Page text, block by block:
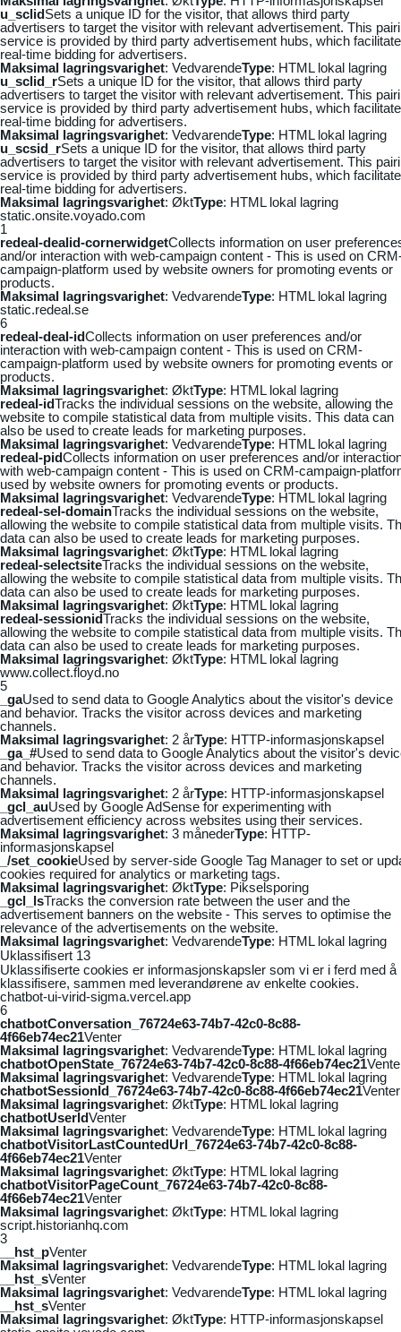
u_sclidSets a unique ID for the visitor, that allows third party
advertisers to target the visitor with relevant advertisement. This
service is provided by third party advertisement hubs, which
real-time bidding for advertisers.
Maksimal lagringsvarighet: VedvarendeType: HTML lokal lagring
u_sclid_rSets a unique ID for the visitor, that allows third party
advertisers to target the visitor with relevant advertisement. This
service is provided by third party advertisement hubs, which
real-time bidding for advertisers.
Maksimal lagringsvarighet: VedvarendeType: HTML lokal lagring
u_scsid_rSets a unique ID for the visitor, that allows third party
advertisers to target the visitor with relevant advertisement. This
service is provided by third party advertisement hubs, which
real-time bidding for advertisers.
Maksimal lagringsvarighet: ØktType: HTML lokal lagring
static.onsite.voyado.com
1
redeal-dealid-cornerwidgetCollects information on user
and/or interaction with web-campaign content - This is used on
campaign-platform used by website owners for promoting events or
products.
Maksimal lagringsvarighet: VedvarendeType: HTML lokal lagring
static.redeal.se
6
redeal-deal-idCollects information on user preferences and/or
interaction with web-campaign content - This is used on CRM-
campaign-platform used by website owners for promoting events or
products.
Maksimal lagringsvarighet: ØktType: HTML lokal lagring
redeal-idTracks the individual sessions on the website, allowing the
website to compile statistical data from multiple visits. This data can
also be used to create leads for marketing purposes.
Maksimal lagringsvarighet: VedvarendeType: HTML lokal lagring
redeal-pidCollects information on user preferences and/or
with web-campaign content - This is used on CRM-campaign-
used by website owners for promoting events or products.
Maksimal lagringsvarighet: VedvarendeType: HTML lokal lagring
redeal-sel-domainTracks the individual sessions on the website,
allowing the website to compile statistical data from multiple visits.
data can also be used to create leads for marketing purposes.
Maksimal lagringsvarighet: ØktType: HTML lokal lagring
redeal-selectsiteTracks the individual sessions on the website,
allowing the website to compile statistical data from multiple visits.
data can also be used to create leads for marketing purposes.
Maksimal lagringsvarighet: ØktType: HTML lokal lagring
redeal-sessionidTracks the individual sessions on the website,
allowing the website to compile statistical data from multiple visits.
data can also be used to create leads for marketing purposes.
Maksimal lagringsvarighet: ØktType: HTML lokal lagring
www.collect.floyd.no
5
_gaUsed to send data to Google Analytics about the visitor's device
and behavior. Tracks the visitor across devices and marketing
channels.
Maksimal lagringsvarighet: 2 årType: HTTP-informasjonskapsel
_ga_#Used to send data to Google Analytics about the visitor's
and behavior. Tracks the visitor across devices and marketing
channels.
Maksimal lagringsvarighet: 2 årType: HTTP-informasjonskapsel
_gcl_auUsed by Google AdSense for experimenting with
advertisement efficiency across websites using their services.
Maksimal lagringsvarighet: 3 månederType: HTTP-
informasjonskapsel
_/set_cookieUsed by server-side Google Tag Manager to set or
cookies required for analytics or marketing tags.
Maksimal lagringsvarighet: ØktType: Pikselsporing
_gcl_lsTracks the conversion rate between the user and the
advertisement banners on the website - This serves to optimise the
relevance of the advertisements on the website.
Maksimal lagringsvarighet: VedvarendeType: HTML lokal lagring
Uklassifisert 13
Uklassifiserte cookies er informasjonskapsler som vi er i ferd med å
klassifisere, sammen med leverandørene av enkelte cookies.
chatbot-ui-virid-sigma.vercel.app
6
chatbotConversation_76724e63-74b7-42c0-8c88-
4f66eb74ec21Venter
Maksimal lagringsvarighet: VedvarendeType: HTML lokal lagring
chatbotOpenState_76724e63-74b7-42c0-8c88-4f66eb74ec21
Maksimal lagringsvarighet: VedvarendeType: HTML lokal lagring
chatbotSessionId_76724e63-74b7-42c0-8c88-4f66eb74ec21Venter
Maksimal lagringsvarighet: ØktType: HTML lokal lagring
chatbotUserIdVenter
Maksimal lagringsvarighet: VedvarendeType: HTML lokal lagring
chatbotVisitorLastCountedUrl_76724e63-74b7-42c0-8c88-
4f66eb74ec21Venter
Maksimal lagringsvarighet: ØktType: HTML lokal lagring
chatbotVisitorPageCount_76724e63-74b7-42c0-8c88-
4f66eb74ec21Venter
Maksimal lagringsvarighet: ØktType: HTML lokal lagring
script.historianhq.com
3
__hst_pVenter
Maksimal lagringsvarighet: VedvarendeType: HTML lokal lagring
__hst_sVenter
Maksimal lagringsvarighet: VedvarendeType: HTML lokal lagring
__hst_sVenter
Maksimal lagringsvarighet: ØktType: HTTP-informasjonskapsel